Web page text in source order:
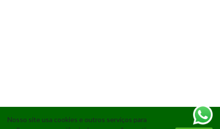
Nosso site usa cookies e outros serviços para